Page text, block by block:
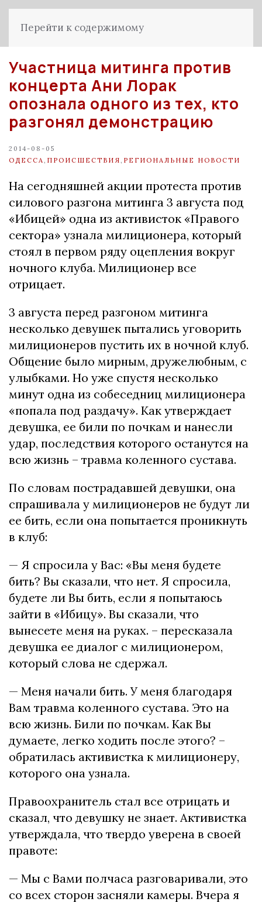
Перейти к содержимому
Участница митинга против
концерта Ани Лорак
опознала одного из тех, кто
разгонял демонстрацию
2014-08-05
ОДЕССА
ПРОИСШЕСТВИЯ РЕГИОНАЛЬНЫЕ НОВОСТИ
На сегодняшней акции протеста против
силового разгона митинга 3 августа под
«Ибицей» одна из активисток «Правого
сектора» узнала милиционера, который
стоял в первом ряду оцепления вокруг
ночного клуба. Милиционер все
отрицает.
3 августа перед разгоном митинга
несколько девушек пытались уговорить
милиционеров пустить их в ночной клуб.
Общение было мирным, дружелюбным, с
улыбками. Но уже спустя несколько
минут одна из собеседниц милиционера
«попала под раздачу». Как утверждает
девушка, ее били по почкам и нанесли
удар, последствия которого останутся на
всю жизнь – травма коленного сустава.
По словам пострадавшей девушки, она
спрашивала у милиционеров не будут ли
ее бить, если она попытается проникнуть
в клуб:
— Я спросила у Вас: «Вы меня будете
бить? Вы сказали, что нет. Я спросила,
будете ли Вы бить, если я попытаюсь
зайти в «Ибицу». Вы сказали, что
вынесете меня на руках. – пересказала
девушка ее диалог с милиционером,
который слова не сдержал.
— Меня начали бить. У меня благодаря
Вам травма коленного сустава. Это на
всю жизнь. Били по почкам. Как Вы
думаете, легко ходить после этого? –
обратилась активистка к милиционеру,
которого она узнала.
Правоохранитель стал все отрицать и
сказал, что девушку не знает. Активистка
утверждала, что твердо уверена в своей
правоте:
— Мы с Вами полчаса разговаривали, это
со всех сторон засняли камеры. Вчера я